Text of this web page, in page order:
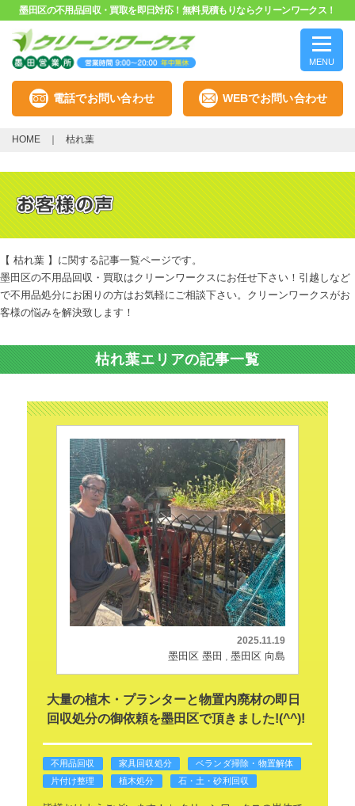
墨田区の不用品回収・買取を即日対応！無料見積もりならクリーンワークス！
MENU
電話でお問い合わせ WEBでお問い合わせ
HOME 枯れ葉
【 枯れ葉 】に関する記事一覧ページです。
墨田区の不用品回収・買取はクリーンワークスにお任せ下さい！引越しなど
で不用品処分にお困りの方はお気軽にご相談下さい。クリーンワークスがお
客様の悩みを解決致します！
枯れ葉エリアの記事一覧
2025.11.19
墨田区 墨田 墨田区 向島
大量の植木・プランターと物置内廃材の即日
回収処分の御依頼を墨田区で頂きました!(^^)!
不用品回収 家具回収処分
ベランダ掃除・物置解体
片付け整理
植木処分 石・土・砂利回収